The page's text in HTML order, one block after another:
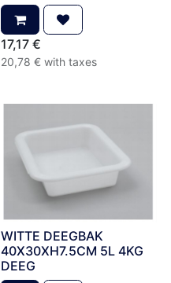
17,17€
20,78 € with taxes
WITTE DEEGBAK
40X30XH7.5CM 5L 4KG
DEEG